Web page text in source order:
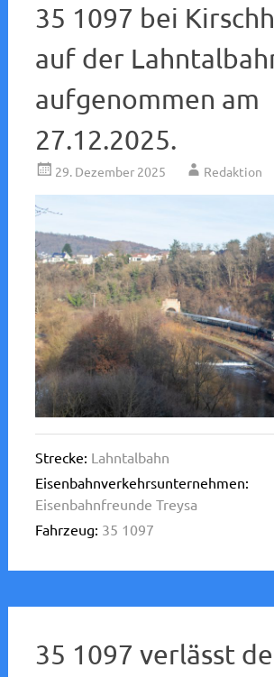
35 1097 bei
auf der
aufgenommen am
27.12.2025.
29. Dezember 2025 Redaktion
Strecke: Lahntalbahn
Eisenbahnverkehrsunternehmen:
Eisenbahnfreunde Treysa
Fahrzeug: 35 1097
35 1097 verlässt